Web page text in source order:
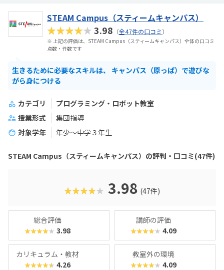
STEAM Campus（スティームキャンパス）
★★★★★3.98 （全47件の口コミ）
※ 上記の評価は、STEAM Campus（スティームキャンパス）全体の口コミ
点数・件数です
生きるために必要なスキルは、 キャンパス（原っぱ）で遊びな
がら身につける
カテゴリ
プログラミング・ロボット教室
授業形式
集団指導
対象学年
年少～中学３年生
STEAM Campus（スティームキャンパス）の評判・口コミ(47件)
★★★★★ 3.98 (47件)
総合評価
★★★★★ 3.98
講師の評価
★★★★★ 4.09
カリキュラム・教材
★★★★★ 4.26
教室外の環境
★★★★★ 4.09